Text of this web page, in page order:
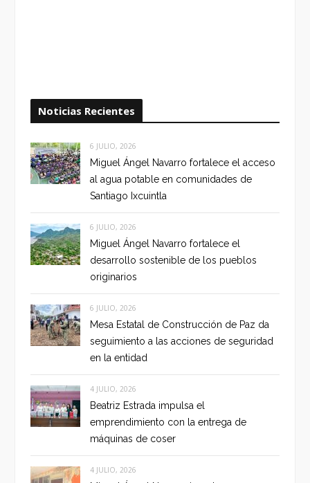
Noticias Recientes
6 JULIO, 2026
Miguel Ángel Navarro fortalece el acceso
al agua potable en comunidades de
Santiago Ixcuintla
6 JULIO, 2026
Miguel Ángel Navarro fortalece el
desarrollo sostenible de los pueblos
originarios
6 JULIO, 2026
Mesa Estatal de Construcción de Paz da
seguimiento a las acciones de seguridad
en la entidad
4 JULIO, 2026
Beatriz Estrada impulsa el
emprendimiento con la entrega de
máquinas de coser
4 JULIO, 2026